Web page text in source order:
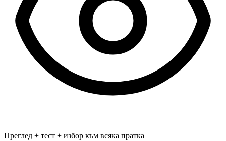
Преглед + тест + избор към всяка пратка